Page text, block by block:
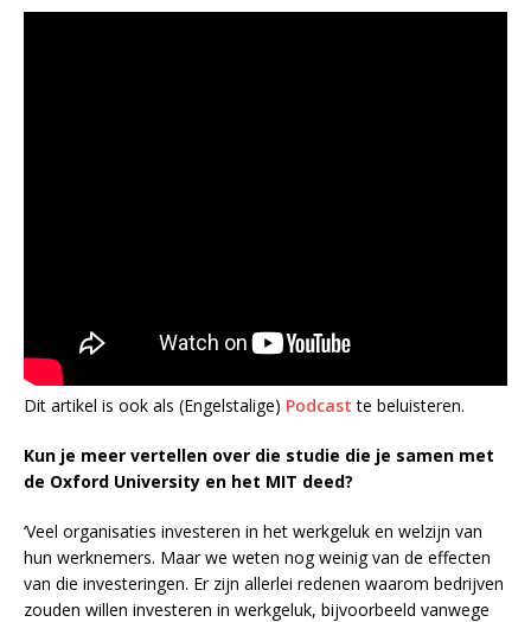
Dit artikel is ook als (Engelstalige) Podcast te beluisteren.
Kun je meer vertellen over die studie die je samen met
de Oxford University en het MIT deed?
‘Veel organisaties investeren in het werkgeluk en welzijn van
hun werknemers. Maar we weten nog weinig van de effecten
van die investeringen. Er zijn allerlei redenen waarom bedrijven
zouden willen investeren in werkgeluk, bijvoorbeeld vanwege